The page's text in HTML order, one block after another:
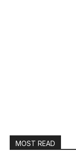
MOST READ